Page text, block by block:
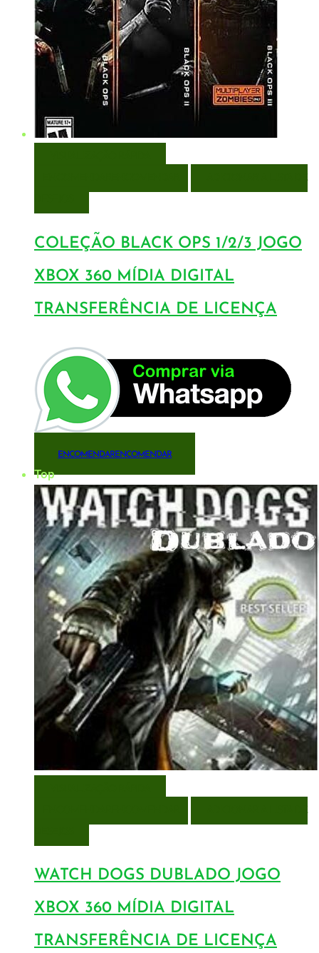
COLEÇÃO BLACK OPS 1/2/3 JOGO
XBOX 360 MÍDIA DIGITAL
TRANSFERÊNCIA DE LICENÇA
ENCOMENDARENCOMENDAR
Top
WATCH DOGS DUBLADO JOGO
XBOX 360 MÍDIA DIGITAL
TRANSFERÊNCIA DE LICENÇA